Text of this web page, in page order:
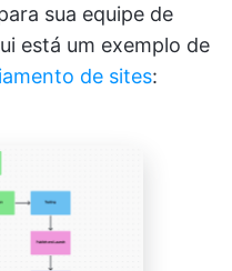
sua equipe de
está um exemplo de
de sites: